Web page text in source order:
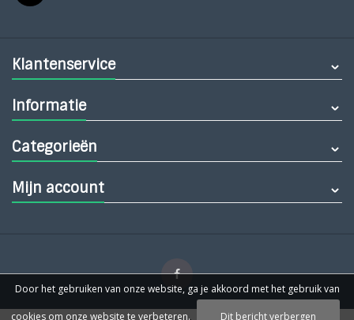
Klantenservice
Informatie
Categorieën
Mijn account
Door het gebruiken van onze website, ga je akkoord met het gebruik van
cookies om onze website te verbeteren. Dit bericht verbergen